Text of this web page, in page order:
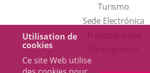
Utilisation de
cookies
Ce site Web utilise
TurismoEste
enlace
Sede Electrónica